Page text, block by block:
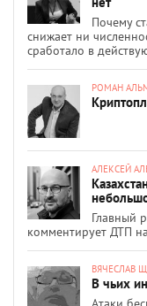
Почему
снижает ни
сработало в
РОМАН
АЛЕКСЕЙ
Главный
комментирует ДТП
ВЯЧЕСЛАВ
В чьих